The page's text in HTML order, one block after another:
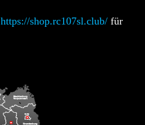
https://shop.rc107sl.club/ für